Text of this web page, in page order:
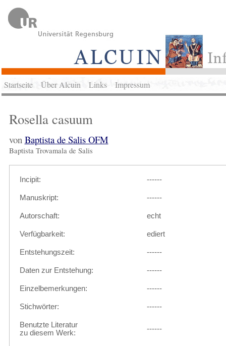
Startseite Über Alcuin Links Impressum
Rosella casuum
von Baptista de Salis OFM
Baptista Trovamala de Salis
Incipit: ------
Manuskript: ------
Autorschaft: echt
Verfügbarkeit: ediert
Entstehungszeit: ------
Daten zur Entstehung: ------
Einzelbemerkungen: ------
Stichwörter: ------
Benutzte Literatur
zu diesem Werk:
------